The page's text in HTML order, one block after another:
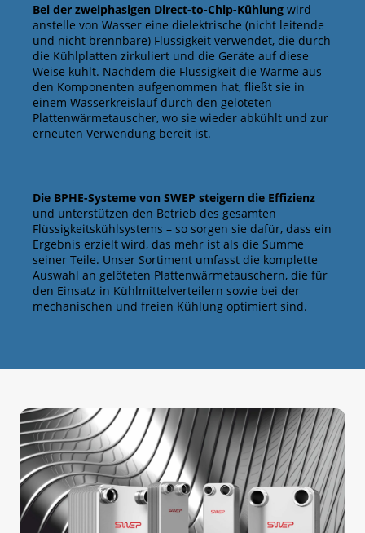
Bei der zweiphasigen Direct-to-Chip-Kühlung wird
anstelle von Wasser eine dielektrische (nicht leitende
und nicht brennbare) Flüssigkeit verwendet, die durch
die Kühlplatten zirkuliert und die Geräte auf diese
Weise kühlt. Nachdem die Flüssigkeit die Wärme aus
den Komponenten aufgenommen hat, fließt sie in
einem Wasserkreislauf durch den gelöteten
Plattenwärmetauscher, wo sie wieder abkühlt und zur
erneuten Verwendung bereit ist.
Die BPHE-Systeme von SWEP steigern die Effizienz
und unterstützen den Betrieb des gesamten
Flüssigkeitskühlsystems – so sorgen sie dafür, dass ein
Ergebnis erzielt wird, das mehr ist als die Summe
seiner Teile. Unser Sortiment umfasst die komplette
Auswahl an gelöteten Plattenwärmetauschern, die für
den Einsatz in Kühlmittelverteilern sowie bei der
mechanischen und freien Kühlung optimiert sind.